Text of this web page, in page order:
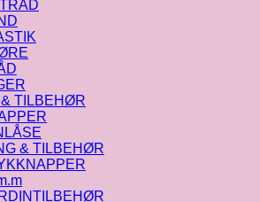
TILBEHØR
& TILBEHØR